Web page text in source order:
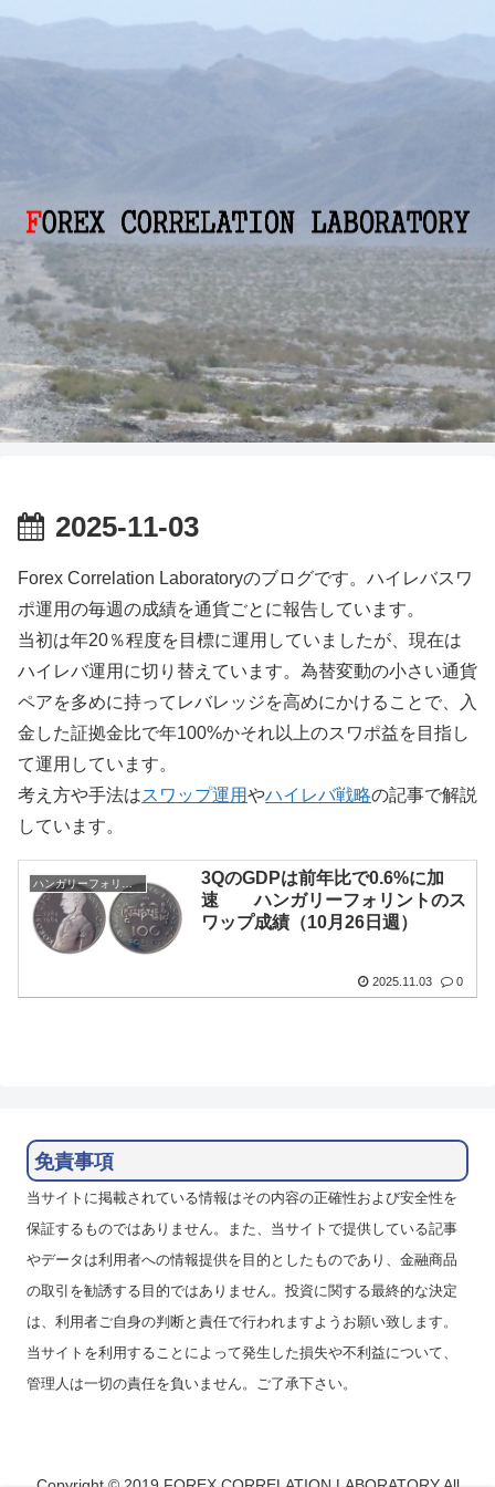
2025-11-03
Forex Correlation Laboratoryのブログです。ハイレバスワ
ポ運用の毎週の成績を通貨ごとに報告しています。
当初は年20％程度を目標に運用していましたが、現在は
ハイレバ運用に切り替えています。為替変動の小さい通貨
ペアを多めに持ってレバレッジを高めにかけることで、入
金した証拠金比で年100%かそれ以上のスワポ益を目指し
て運用しています。
考え方や手法はスワップ運用やハイレバ戦略の記事で解説
しています。
ハンガリーフォリント
3QのGDPは前年比で0.6%に加
速 ハンガリーフォリントのス
ワップ成績（10月26日週）
2025.11.03 0
免責事項
当サイトに掲載されている情報はその内容の正確性および安全性を
保証するものではありません。また、当サイトで提供している記事
やデータは利用者への情報提供を目的としたものであり、金融商品
の取引を勧誘する目的ではありません。投資に関する最終的な決定
は、利用者ご自身の判断と責任で行われますようお願い致します。
当サイトを利用することによって発生した損失や不利益について、
管理人は一切の責任を負いません。ご了承下さい。